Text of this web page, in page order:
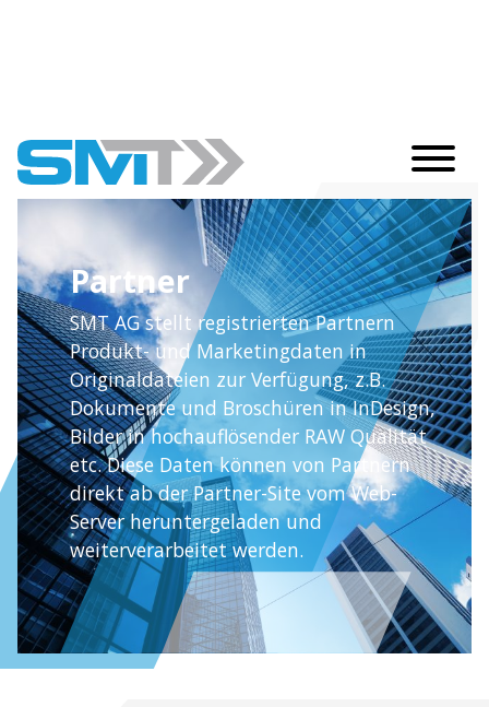
Partner
SMT AG stellt registrierten Partnern
Produkt- und Marketingdaten in
Originaldateien zur Verfügung, z.B.
Dokumente und Broschüren in InDesign,
Bilder in hochauflösender RAW Qualität
etc. Diese Daten können von Partnern
direkt ab der Partner-Site vom Web-
Server heruntergeladen und
weiterverarbeitet werden.